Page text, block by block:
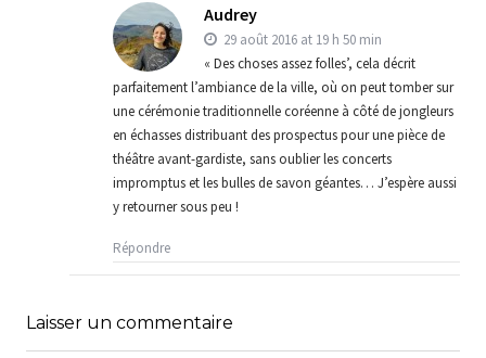
Audrey
29 août 2016 at 19 h 50 min
« Des choses assez folles’, cela décrit
parfaitement l’ambiance de la ville, où on peut tomber sur
une cérémonie traditionnelle coréenne à côté de jongleurs
en échasses distribuant des prospectus pour une pièce de
théâtre avant-gardiste, sans oublier les concerts
impromptus et les bulles de savon géantes… J’espère aussi
y retourner sous peu !
Répondre
Laisser un commentaire